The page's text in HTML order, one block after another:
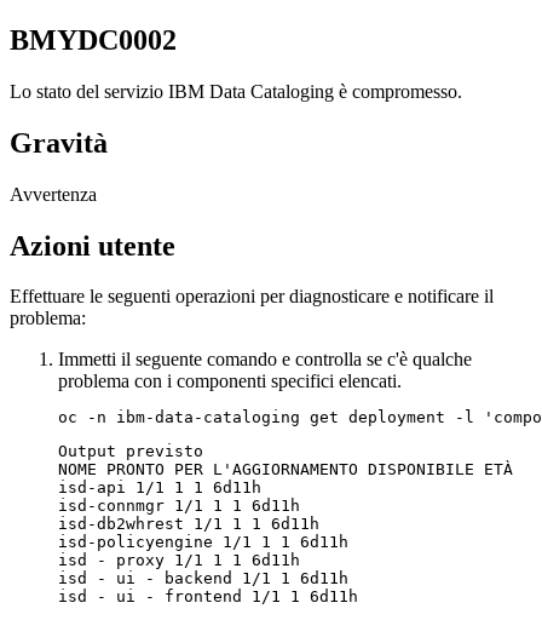
BMYDC0002
Lo stato del servizio IBM Data Cataloging è compromesso.
Gravità
Avvertenza
Azioni utente
Effettuare le seguenti operazioni per diagnosticare e notificare il
problema:
Immetti il seguente comando e controlla se c'è qualche
problema con i componenti specifici elencati.
Output previsto
NOME PRONTO PER L'AGGIORNAMENTO DISPONIBILE ETÀ
isd-api 1/1 1 1 6d11h
isd-connmgr 1/1 1 1 6d11h
isd-db2whrest 1/1 1 1 6d11h
isd-policyengine 1/1 1 1 6d11h
isd - proxy 1/1 1 1 6d11h
isd - ui - backend 1/1 1 6d11h
isd - ui - frontend 1/1 1 6d11h